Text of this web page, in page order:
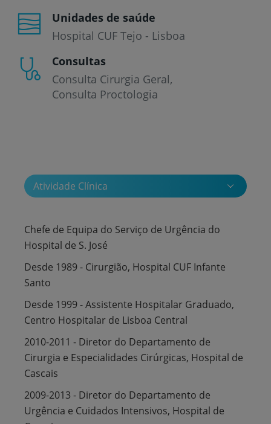
Unidades de saúde
Hospital CUF Tejo - Lisboa
Consultas
Consulta Cirurgia Geral
Consulta Proctologia
Atividade Clínica
Chefe de Equipa do Serviço de Urgência do
Hospital de S. José
Desde 1989 - Cirurgião, Hospital CUF Infante
Santo
Desde 1999 - Assistente Hospitalar Graduado,
Centro Hospitalar de Lisboa Central
2010-2011 - Diretor do Departamento de
Cirurgia e Especialidades Cirúrgicas, Hospital de
Cascais
2009-2013 - Diretor do Departamento de
Urgência e Cuidados Intensivos, Hospital de